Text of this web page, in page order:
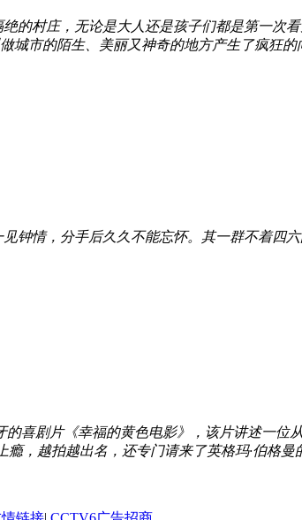
绝的村庄，无论是大人还是孩子们都是第
城市的陌生、美丽又神奇的地方产生了疯狂
钟情，分手后久久不能忘怀。其一群不着四
的喜剧片《幸福的黄色电影》，该片讲述一
，越拍越出名，还专门请来了英格玛·伯格